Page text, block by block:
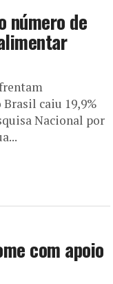
número de
caiu 19,9%
Nacional por
com apoio